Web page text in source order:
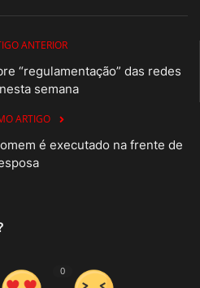
ANTERIOR
“regulamentação” das redes
semana
ARTIGO
é executado na frente de
0